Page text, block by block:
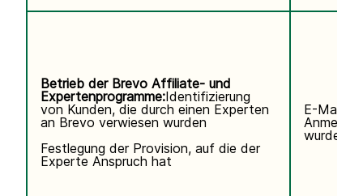
Betrieb der Brevo Affiliate- und
Expertenprogramme:Identifizierung
von Kunden, die durch einen Experten
an Brevo verwiesen wurden
Festlegung der Provision, auf die der
Experte Anspruch hat
E-Mail-
wurde.